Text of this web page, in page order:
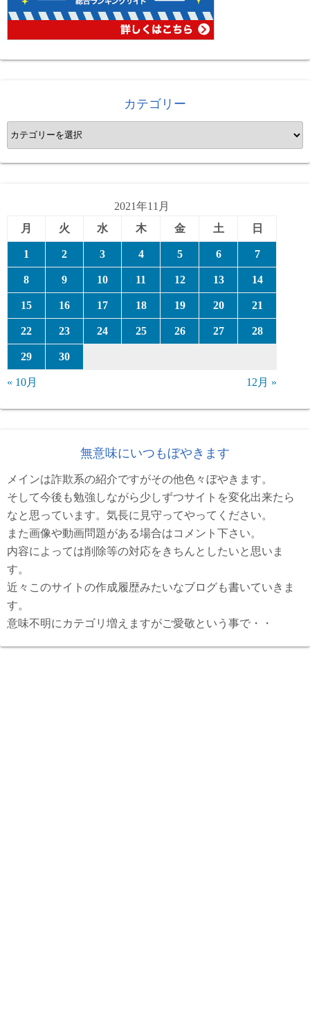
カテゴリー
カ
テ
ゴ
2021年11月
月
火 水 木 金 土 日
1 2 3 4 5 6 7
8 9 10 11 12 13 14
15 16 17 18 19 20 21
22 23 24 25 26 27 28
29 30
« 10月 12月 »
無意味にいつもぼやきます
メインは詐欺系の紹介ですがその他色々ぼやきます。
そして今後も勉強しながら少しずつサイトを変化出来たら
なと思っています。気長に見守ってやってください。
また画像や動画問題がある場合はコメント下さい。
内容によっては削除等の対応をきちんとしたいと思いま
す。
近々このサイトの作成履歴みたいなブログも書いていきま
す。
意味不明にカテゴリ増えますがご愛敬という事で・・